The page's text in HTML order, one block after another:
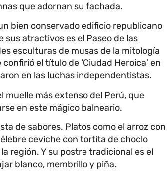
que adornan su fachada.
bien conservado edificio republicano
atractivos es el Paseo de las
esculturas de musas de la mitología
el título de ‘Ciudad Heroica’ en
en las luchas independentistas.
muelle más extenso del Perú, que
en este mágico balneario.
de sabores. Platos como el arroz con
ceviche con tortita de choclo
región. Y su postre tradicional es el
blanco, membrillo y piña.